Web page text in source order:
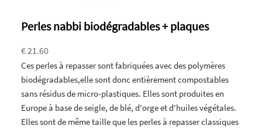
Perles nabbi biodégradables + plaques
€ 21.60
Ces perles à repasser sont fabriquées avec des polymères
biodégradables,elle sont donc entièrement compostables
sans résidus de micro-plastiques. Elles sont produites en
Europe à base de seigle, de blé, d'orge et d'huiles végétales.
Elles sont de même taille que les perles à repasser classiques